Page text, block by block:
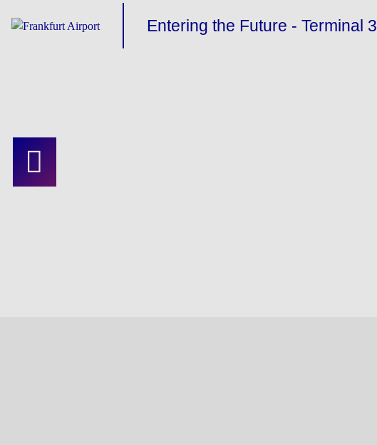
Entering the Future - Terminal 3